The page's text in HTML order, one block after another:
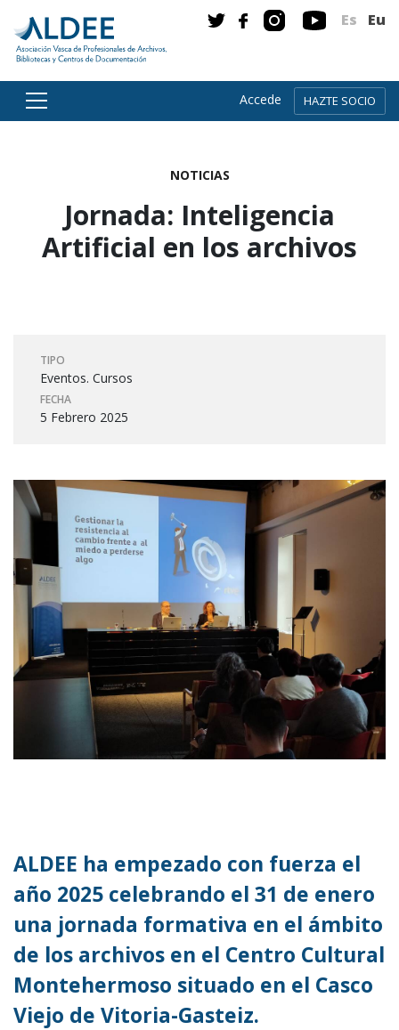
Es Eu
Accede HAZTE SOCIO
NOTICIAS
Jornada: Inteligencia
Artificial en los archivos
TIPO
Eventos. Cursos
FECHA
5 Febrero 2025
ALDEE ha empezado con fuerza el
año 2025 celebrando el 31 de enero
una jornada formativa en el ámbito
de los archivos en el Centro Cultural
Montehermoso situado en el Casco
Viejo de Vitoria-Gasteiz.